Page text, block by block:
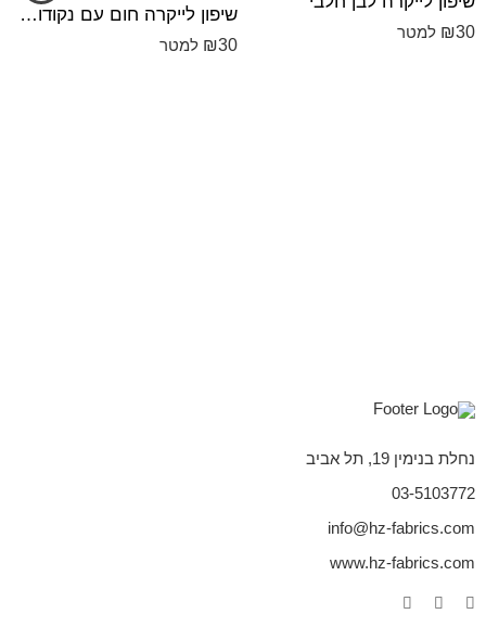
₪30 למטר
שיפון לייקרה חום עם נקודות לבנות
₪30 למטר
נחלת בנימין 19, תל אביב
03-5103772
info@hz-fabrics.com
www.hz-fabrics.com